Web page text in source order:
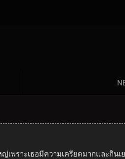
พราะเธอมีความเครียดมากและกิน